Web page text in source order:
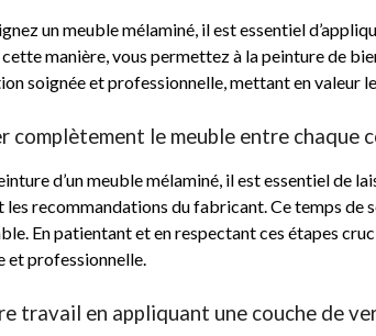
un meuble mélaminé, il est essentiel
manière, vous permettez à la peinture de
soignée et professionnelle, mettant en valeur
complètement le meuble entre
d’un meuble mélaminé, il est essentiel de
les recommandations du fabricant. Ce temps
En patientant et en respectant ces étapes
et professionnelle.
travail en appliquant une couche de